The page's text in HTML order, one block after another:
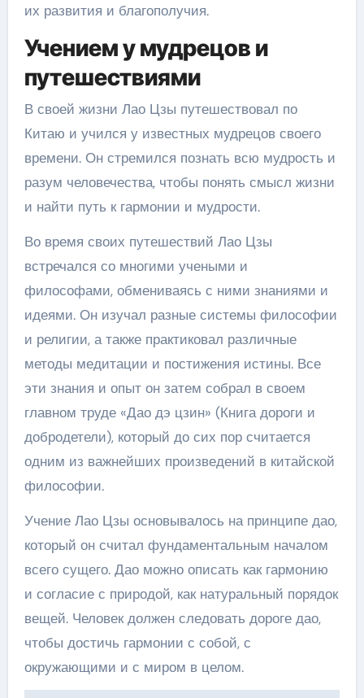
их развития и благополучия.
Учением у мудрецов и
путешествиями
В своей жизни Лао Цзы путешествовал по
Китаю и учился у известных мудрецов своего
времени. Он стремился познать всю мудрость и
разум человечества, чтобы понять смысл жизни
и найти путь к гармонии и мудрости.
Во время своих путешествий Лао Цзы
встречался со многими учеными и
философами, обмениваясь с ними знаниями и
идеями. Он изучал разные системы философии
и религии, а также практиковал различные
методы медитации и постижения истины. Все
эти знания и опыт он затем собрал в своем
главном труде «Дао дэ цзин» (Книга дороги и
добродетели), который до сих пор считается
одним из важнейших произведений в китайской
философии.
Учение Лао Цзы основывалось на принципе дао,
который он считал фундаментальным началом
всего сущего. Дао можно описать как гармонию
и согласие с природой, как натуральный порядок
вещей. Человек должен следовать дороге дао,
чтобы достичь гармонии с собой, с
окружающими и с миром в целом.